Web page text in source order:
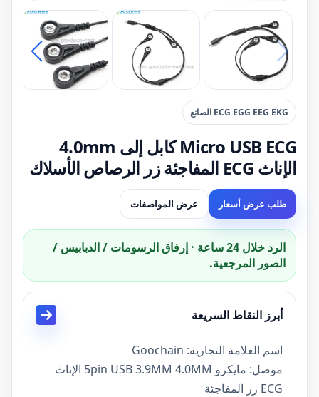
ECG EGG EEG EKG الصانع
Micro USB ECG كابل إلى 4.0mm
الإناث ECG المفاجئة زر الرصاص الأسلاك
طلب عرض أسعار عرض المواصفات
الرد خلال 24 ساعة · إرفاق الرسومات / الدبابيس /
الصور المرجعية.
أبرز النقاط السريعة
اسم العلامة التجارية: Goochain
موصل: مايكرو 5pin USB 3.9MM 4.0MM الإناث
ECG زر المفاجئة